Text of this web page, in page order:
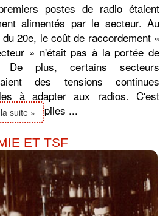
postes de radio étaient
alimentés par le secteur. Au
du 20e, le coût de raccordement «
» n'était pas à la portée de
De plus, certains secteurs
des tensions continues
à adapter aux radios. C'est
des piles ...
suite »
ET TSF